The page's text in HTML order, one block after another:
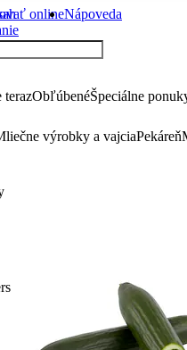
onlineNápoveda
terazObľúbenéŠpeciálne
výrobky a vajciaPekáreň